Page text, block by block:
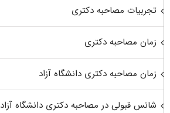
تجربیات مصاحبه دکتری
زمان مصاحبه دکتری
زمان مصاحبه دکتری دانشگاه آزاد
شانس قبولی در مصاحبه دکتری دانشگاه آزاد